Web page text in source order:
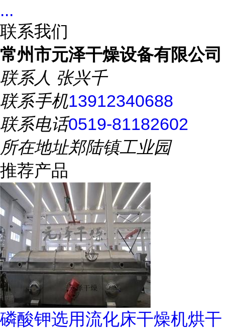
...
联系我们
常州市元泽干燥设备有限公司
联系人 张兴千
联系手机13912340688
联系电话0519-81182602
所在地址郑陆镇工业园
推荐产品
磷酸钾选用流化床干燥机烘干